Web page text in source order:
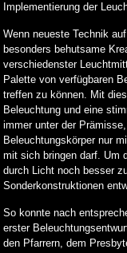
Implementierung der
Wenn neueste Technik
besonders behutsame
verschiedenster
Palette von verfügbaren
treffen zu können. Mit
Beleuchtung und eine
immer unter der
Beleuchtungskörper nur
mit sich bringen darf. Um
durch Licht noch besser
Sonderkonstruktionen
So konnte nach
erster
den Pfarrern, dem